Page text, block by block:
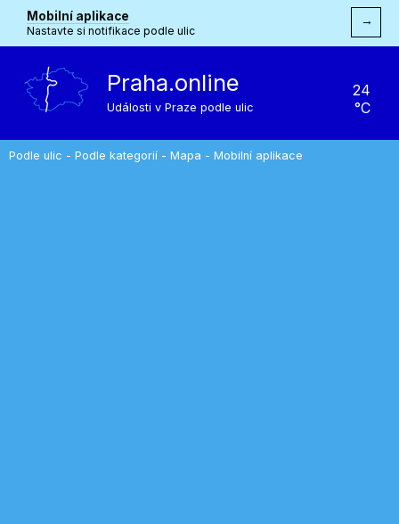
Mobilní aplikace
Nastavte si notifikace podle ulic
→
Praha.online
Události v Praze podle ulic
24
°C
Podle ulic - Podle kategorií - Mapa - Mobilní aplikace